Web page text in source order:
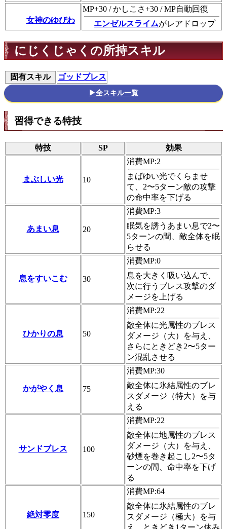
女神のゆびわ
MP+30 / かしこさ+30 / MP自動回復
エンゼルスライムがレアドロップ
にじくじゃくの所持スキル
固有スキル ゴッドブレス
▶全スキル一覧
習得できる特技
特技 SP 効果
まぶしい光 10
消費MP:2
まばゆい光でくらませ
て、2〜5ターン敵の攻撃
の命中率を下げる
あまい息 20
消費MP:3
眠気を誘うあまい息で2〜
5ターンの間、敵全体を眠
らせる
息をすいこむ 30
消費MP:0
息を大きく吸い込んで、
次に行うブレス攻撃のダ
メージを上げる
ひかりの息 50
消費MP:22
敵全体に光属性のブレス
ダメージ（大）を与え、
さらにときどき2〜5ター
ン混乱させる
かがやく息 75
消費MP:30
敵全体に氷結属性のブレ
スダメージ（特大）を与
える
サンドブレス 100
消費MP:22
敵全体に地属性のブレス
ダメージ（大）を与え、
砂煙を巻き起こし2〜5タ
ーンの間、命中率を下げ
る
絶対零度 150
消費MP:64
敵全体に氷結属性のブレ
スダメージ（極大）を与